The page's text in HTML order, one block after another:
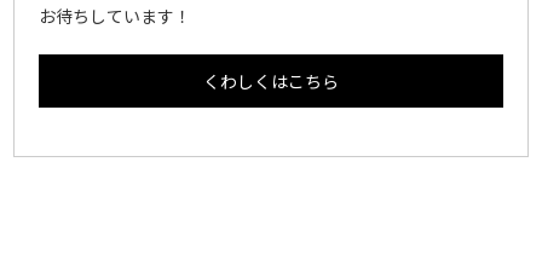
お待ちしています！
くわしくはこちら